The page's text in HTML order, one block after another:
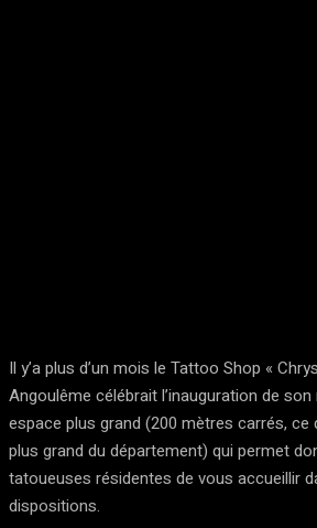
Il y’a plus d’un mois le Tattoo Shop «
Angoulême célébrait l’inauguration de son
espace plus grand (200 mètres carrés, ce
plus grand du département) qui permet
tatoueuses résidentes de vous accueillir
dispositions.